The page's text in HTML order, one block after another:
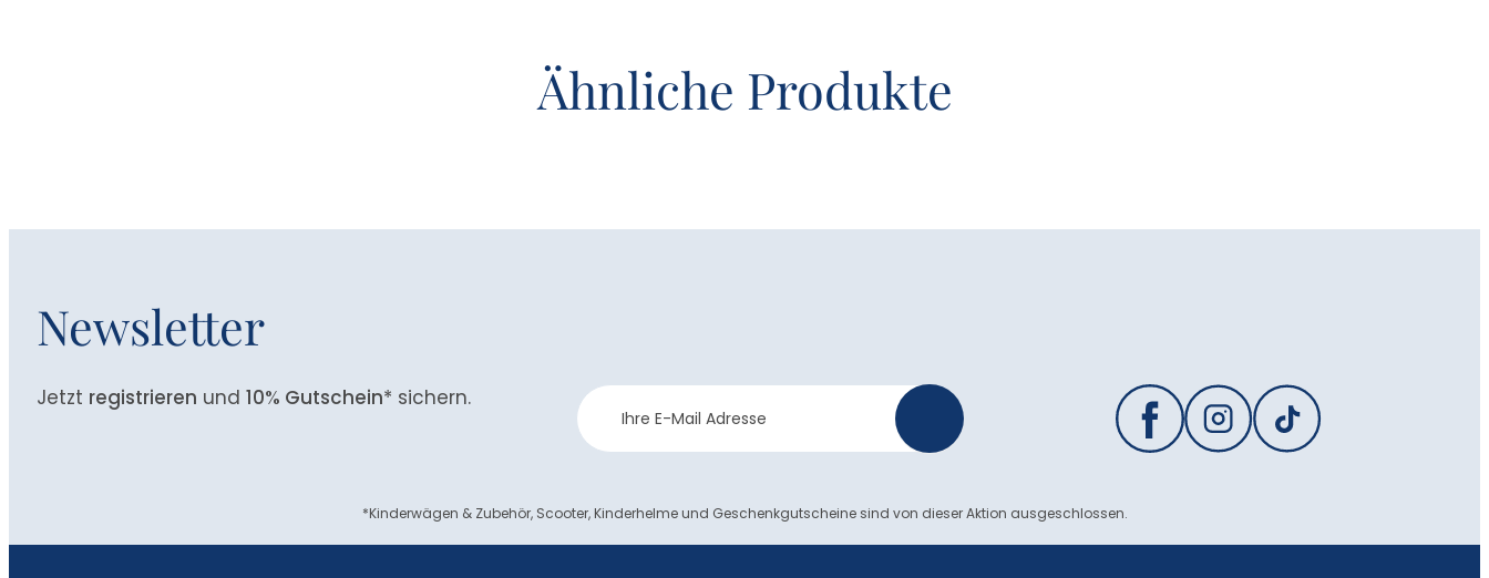
Ähnliche Produkte
Newsletter
Jetzt registrieren und 10% Gutschein* sichern.
Newsletter
Anmeldung
*Kinderwägen & Zubehör, Scooter, Kinderhelme und Geschenkgutscheine sind von dieser Aktion ausgeschlossen.